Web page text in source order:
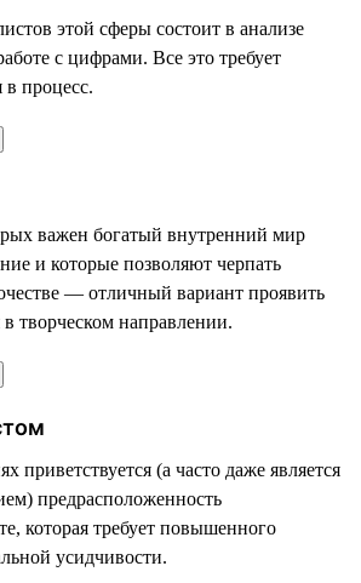
этой сферы состоит в анализе
с цифрами. Все это требует
процесс.
важен богатый внутренний мир
и которые позволяют черпать
— отличный вариант проявить
в творческом направлении.
приветствуется (а часто даже является
предрасположенность
которая требует повышенного
усидчивости.